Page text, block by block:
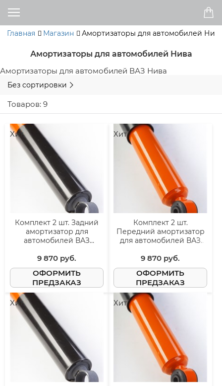
Главная Магазин Амортизаторы для автомобилей
Амортизаторы для автомобилей Нива
Амортизаторы для автомобилей ВАЗ Нива
Без сортировки
Товаров: 9
Хит
Комплект 2 шт. Задний
амортизатор для
автомобилей ВАЗ
9 870 руб.
ОФОРМИТЬ
ПРЕДЗАКАЗ
Хит
Комплект 2 шт.
Передний амортизатор
для автомобилей ВАЗ
9 870 руб.
ОФОРМИТЬ
ПРЕДЗАКАЗ
Хит Хит